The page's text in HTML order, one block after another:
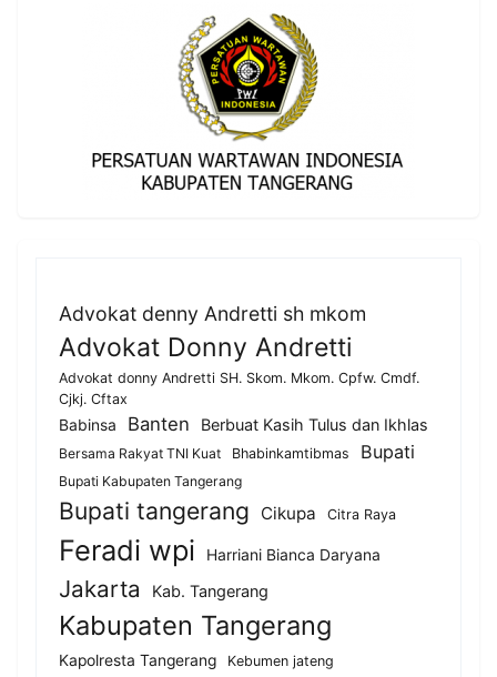
Advokat denny Andretti sh mkom
Advokat Donny Andretti
Advokat donny Andretti SH. Skom. Mkom. Cpfw. Cmdf.
Cjkj. Cftax
Babinsa Banten Berbuat Kasih Tulus dan Ikhlas
Bersama Rakyat TNI Kuat Bhabinkamtibmas Bupati
Bupati Kabupaten Tangerang
Bupati tangerang Cikupa Citra Raya
Feradi wpi Harriani Bianca Daryana
Jakarta Kab. Tangerang
Kabupaten Tangerang
Kapolresta Tangerang Kebumen jateng